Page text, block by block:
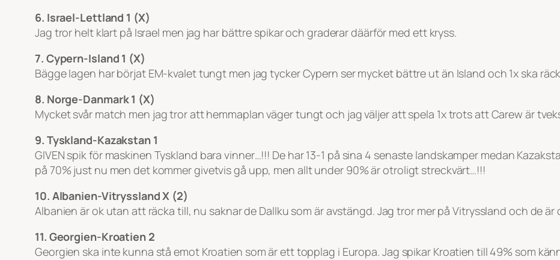
6. Israel-Lettland 1 (X)
Jag tror helt klart på Israel men jag har bättre spikar och graderar däärför med ett kryss.
7. Cypern-Island 1 (X)
Bägge lagen har börjat EM-kvalet tungt men jag tycker Cypern ser mycket bättre ut än Island och 1x ska
8. Norge-Danmark 1 (X)
Mycket svår match men jag tror att hemmaplan väger tungt och jag väljer att spela 1x trots att Carew är
9. Tyskland-Kazakstan 1
GIVEN spik för maskinen Tyskland bara vinner…!!! De har 13-1 på sina 4 senaste landskamper medan
på 70% just nu men det kommer givetvis gå upp, men allt under 90% är otroligt streckvärt…!!!
10. Albanien-Vitryssland X (2)
Albanien är ok utan att räcka till, nu saknar de Dallku som är avstängd. Jag tror mer på Vitryssland och de
11. Georgien-Kroatien 2
Georgien ska inte kunna stå emot Kroatien som är ett topplag i Europa. Jag spikar Kroatien till 49% som